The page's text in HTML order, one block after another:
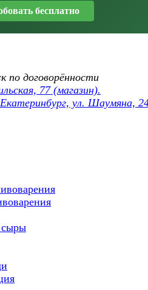
бесплатно
по договорённости
77 (магазин).
ул. Шаумяна,
сыры